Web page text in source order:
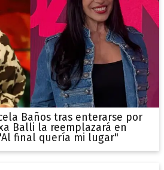
Baños tras enterarse por
Balli la reemplazará en
final quería mi lugar"